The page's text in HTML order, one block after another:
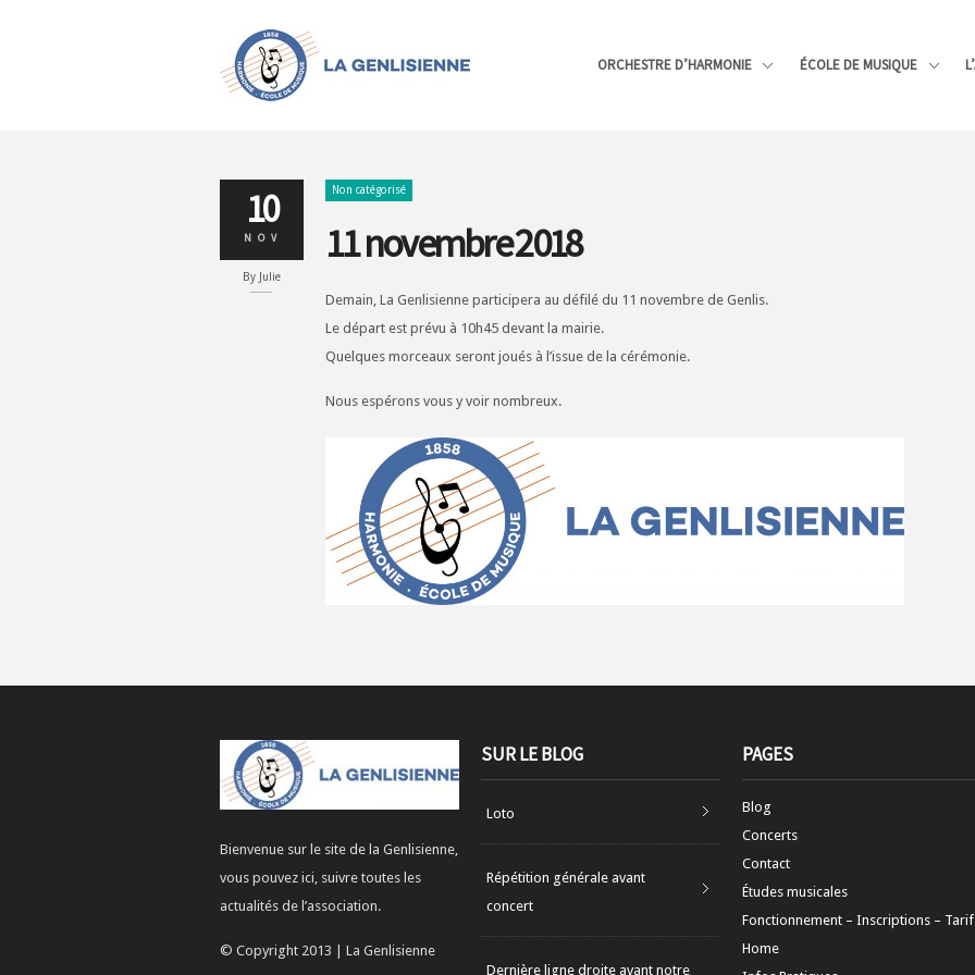
ORCHESTRE D’HARMONIE ÉCOLE DE MUSIQUE
10
NOV
By Julie
Non catégorisé
11 novembre 2018
Demain, La Genlisienne participera au défilé du 11 novembre de Genlis.
Le départ est prévu à 10h45 devant la mairie.
Quelques morceaux seront joués à l’issue de la cérémonie.
Nous espérons vous y voir nombreux.
Bienvenue sur le site de la Genlisienne,
vous pouvez ici, suivre toutes les
actualités de l’association.
© Copyright 2013 | La Genlisienne
SUR LE BLOG
Loto
Répétition générale avant
concert
Dernière ligne droite avant notre
PAGES
Blog
Concerts
Contact
Études musicales
Fonctionnement – Inscriptions –
Home